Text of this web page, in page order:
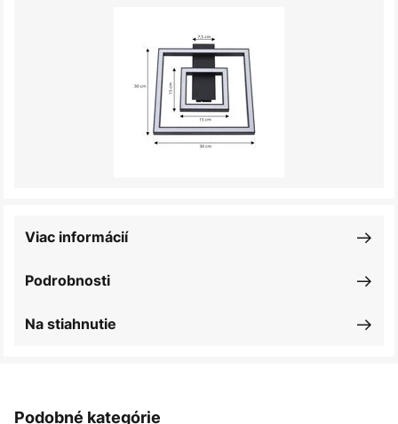
Podrobnosti
Viac informácií
Na stiahnutie
Podobné kategórie